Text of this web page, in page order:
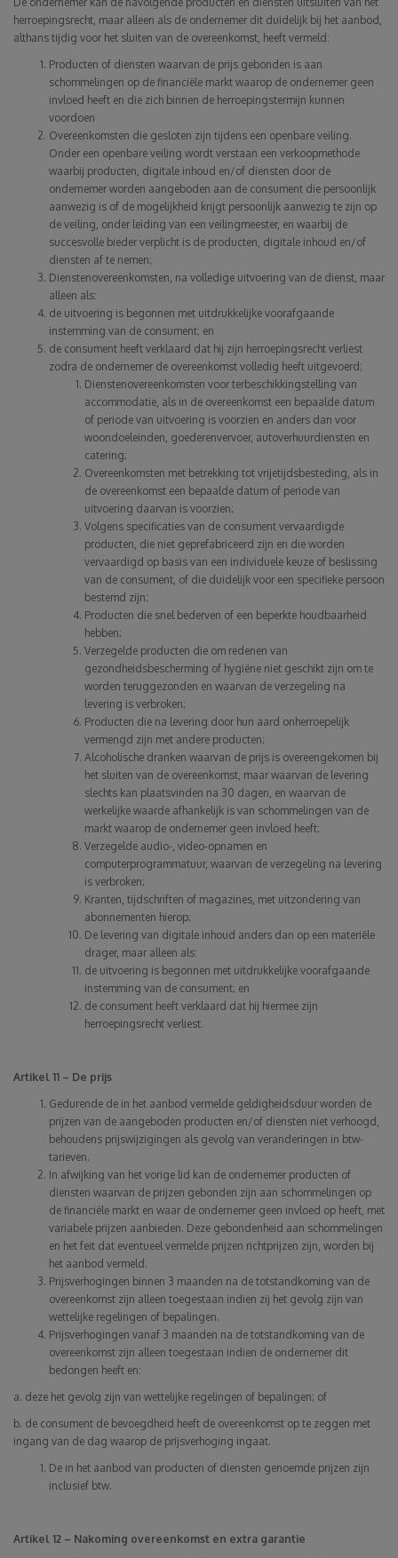
herroepingsrecht, maar alleen als de ondernemer dit duidelijk bij het aanbod,
althans tijdig voor het sluiten van de overeenkomst, heeft vermeld:
Producten of diensten waarvan de prijs gebonden is aan
schommelingen op de financiële markt waarop de ondernemer geen
invloed heeft en die zich binnen de herroepingstermijn kunnen
voordoen
Overeenkomsten die gesloten zijn tijdens een openbare veiling.
Onder een openbare veiling wordt verstaan een verkoopmethode
waarbij producten, digitale inhoud en/of diensten door de
ondernemer worden aangeboden aan de consument die persoonlijk
aanwezig is of de mogelijkheid krijgt persoonlijk aanwezig te zijn op
de veiling, onder leiding van een veilingmeester, en waarbij de
succesvolle bieder verplicht is de producten, digitale inhoud en/of
diensten af te nemen;
Dienstenovereenkomsten, na volledige uitvoering van de dienst, maar
alleen als:
de uitvoering is begonnen met uitdrukkelijke voorafgaande
instemming van de consument; en
de consument heeft verklaard dat hij zijn herroepingsrecht verliest
zodra de ondernemer de overeenkomst volledig heeft uitgevoerd;
Dienstenovereenkomsten voor terbeschikkingstelling van
accommodatie, als in de overeenkomst een bepaalde datum
of periode van uitvoering is voorzien en anders dan voor
woondoeleinden, goederenvervoer, autoverhuurdiensten en
catering;
Overeenkomsten met betrekking tot vrijetijdsbesteding, als in
de overeenkomst een bepaalde datum of periode van
uitvoering daarvan is voorzien;
Volgens specificaties van de consument vervaardigde
producten, die niet geprefabriceerd zijn en die worden
vervaardigd op basis van een individuele keuze of beslissing
van de consument, of die duidelijk voor een specifieke persoon
bestemd zijn;
Producten die snel bederven of een beperkte houdbaarheid
hebben;
Verzegelde producten die om redenen van
gezondheidsbescherming of hygiëne niet geschikt zijn om te
worden teruggezonden en waarvan de verzegeling na
levering is verbroken;
Producten die na levering door hun aard onherroepelijk
vermengd zijn met andere producten;
Alcoholische dranken waarvan de prijs is overeengekomen bij
het sluiten van de overeenkomst, maar waarvan de levering
slechts kan plaatsvinden na 30 dagen, en waarvan de
werkelijke waarde afhankelijk is van schommelingen van de
markt waarop de ondernemer geen invloed heeft;
Verzegelde audio-, video-opnamen en
computerprogrammatuur, waarvan de verzegeling na levering
is verbroken;
Kranten, tijdschriften of magazines, met uitzondering van
abonnementen hierop;
De levering van digitale inhoud anders dan op een materiële
drager, maar alleen als:
de uitvoering is begonnen met uitdrukkelijke voorafgaande
instemming van de consument; en
de consument heeft verklaard dat hij hiermee zijn
herroepingsrecht verliest.
Artikel 11 – De prijs
Gedurende de in het aanbod vermelde geldigheidsduur worden de
prijzen van de aangeboden producten en/of diensten niet verhoogd,
behoudens prijswijzigingen als gevolg van veranderingen in btw-
tarieven.
In afwijking van het vorige lid kan de ondernemer producten of
diensten waarvan de prijzen gebonden zijn aan schommelingen op
de financiële markt en waar de ondernemer geen invloed op heeft, met
variabele prijzen aanbieden. Deze gebondenheid aan schommelingen
en het feit dat eventueel vermelde prijzen richtprijzen zijn, worden bij
het aanbod vermeld.
Prijsverhogingen binnen 3 maanden na de totstandkoming van de
overeenkomst zijn alleen toegestaan indien zij het gevolg zijn van
wettelijke regelingen of bepalingen.
Prijsverhogingen vanaf 3 maanden na de totstandkoming van de
overeenkomst zijn alleen toegestaan indien de ondernemer dit
bedongen heeft en:
a. deze het gevolg zijn van wettelijke regelingen of bepalingen; of
b. de consument de bevoegdheid heeft de overeenkomst op te zeggen met
ingang van de dag waarop de prijsverhoging ingaat.
De in het aanbod van producten of diensten genoemde prijzen zijn
inclusief btw.
Artikel 12 – Nakoming overeenkomst en extra garantie